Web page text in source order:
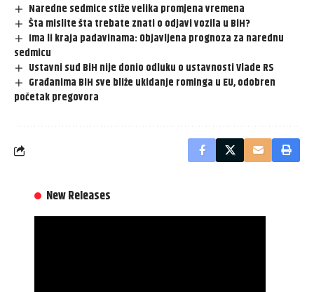
Naredne sedmice stiže velika promjena vremena
Šta mislite šta trebate znati o odjavi vozila u BiH?
Ima li kraja padavinama: Objavljena prognoza za narednu
sedmicu
Ustavni sud BiH nije donio odluku o ustavnosti Vlade RS
Građanima BiH sve bliže ukidanje rominga u EU, odobren
početak pregovora
New Releases